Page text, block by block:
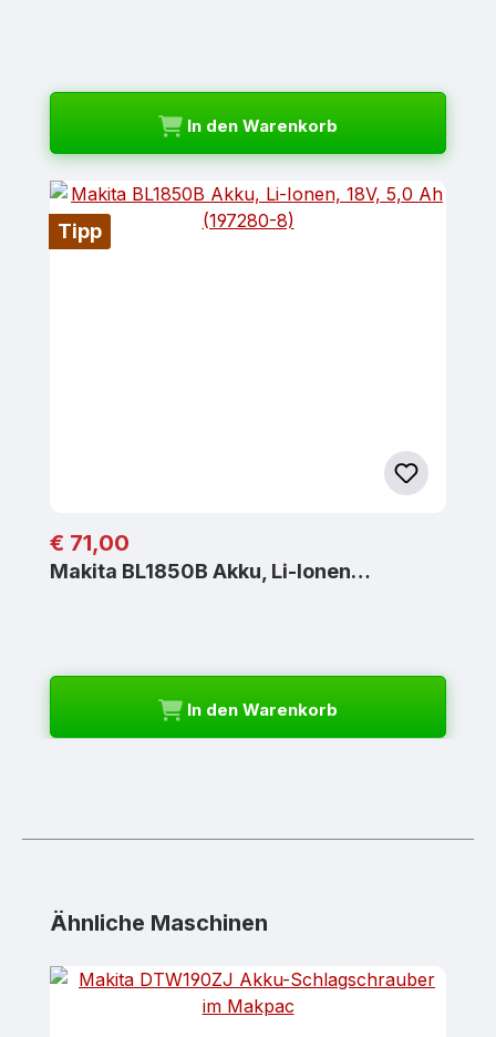
In den Warenkorb
Tipp
Regulärer Preis:
€ 71,00
Makita BL1850B Akku, Li-Ionen…
In den Warenkorb
Produktgalerie überspringen
Ähnliche Maschinen